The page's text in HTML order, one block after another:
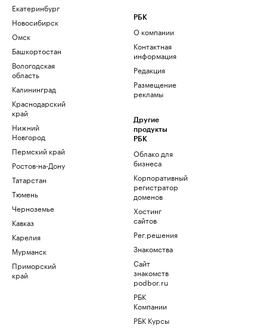
Екатеринбург
Новосибирск
Омск
Башкортостан
Вологодская
область
Калининград
Краснодарский
край
Нижний
Новгород
Пермский край
Ростов-на-Дону
Татарстан
Тюмень
Черноземье
Кавказ
Карелия
Мурманск
Приморский
край
РБК
О компании
Контактная
информация
Редакция
Размещение
рекламы
Другие
продукты
РБК
Облако для
бизнеса
Корпоративный
регистратор
доменов
Хостинг
сайтов
Рег.решения
Знакомства
Сайт
знакомств
podbor.ru
РБК
Компании
РБК Курсы